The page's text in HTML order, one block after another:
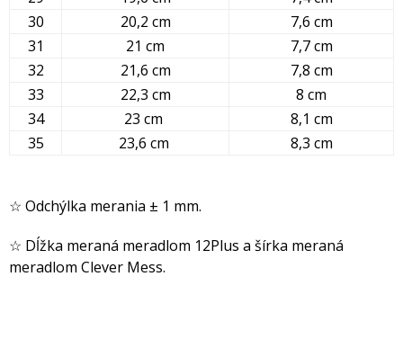
30
20,2 cm
7,6 cm
31
21 cm
7,7 cm
32
21,6 cm
7,8 cm
33
22,3 cm
8 cm
34
23 cm
8,1 cm
35
23,6 cm 8,3 cm
☆ Odchýlka merania ± 1 mm.
☆ Dĺžka meraná meradlom 12Plus a šírka meraná
meradlom Clever Mess.